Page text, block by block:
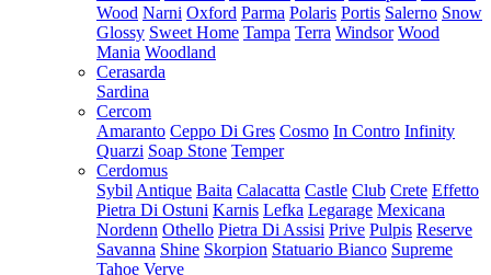
Wood Narni Oxford Parma Polaris Portis Salerno Snow
Glossy Sweet Home Tampa Terra Windsor Wood
Mania Woodland
Cerasarda
Sardina
Cercom
Amaranto Ceppo Di Gres Cosmo In Contro Infinity
Quarzi Soap Stone Temper
Cerdomus
Sybil Antique Baita Calacatta Castle Club Crete Effetto
Pietra Di Ostuni Karnis Lefka Legarage Mexicana
Nordenn Othello Pietra Di Assisi Prive Pulpis Reserve
Savanna Shine Skorpion Statuario Bianco Supreme
Tahoe Verve